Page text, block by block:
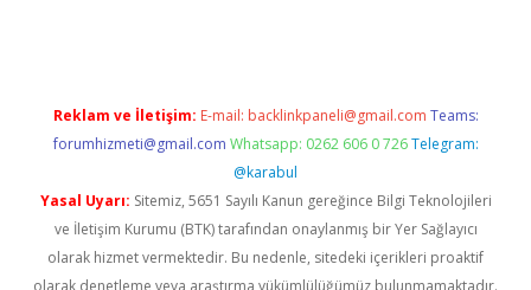
Reklam ve İletişim: E-mail: backlinkpaneli@gmail.com Teams:
forumhizmeti@gmail.com Whatsapp: 0262 606 0 726 Telegram:
@karabul
Yasal Uyarı: Sitemiz, 5651 Sayılı Kanun gereğince Bilgi Teknolojileri
ve İletişim Kurumu (BTK) tarafından onaylanmış bir Yer Sağlayıcı
olarak hizmet vermektedir. Bu nedenle, sitedeki içerikleri proaktif
olarak denetleme veya araştırma yükümlülüğümüz bulunmamaktadır.